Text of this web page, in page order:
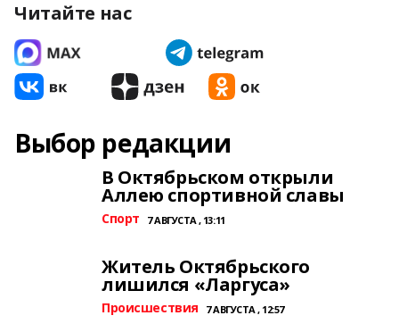
Читайте нас
Выбор редакции
В Октябрьском открыли
Аллею спортивной славы
Спорт 7 АВГУСТА , 13:11
Житель Октябрьского
лишился «Ларгуса»
Происшествия 7 АВГУСТА , 12:57